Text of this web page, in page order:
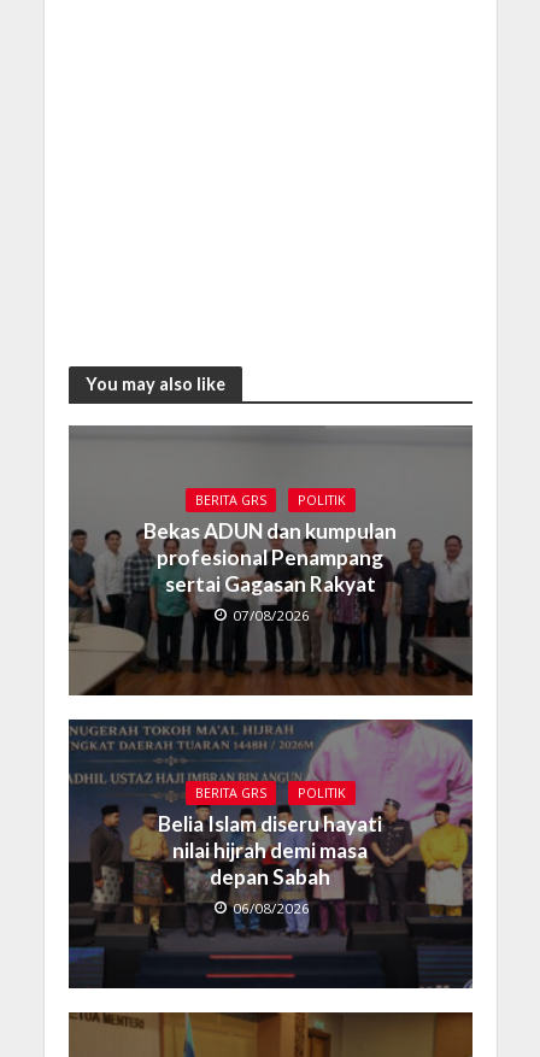
You may also like
BERITA GRS POLITIK
Bekas ADUN dan kumpulan
profesional Penampang
sertai Gagasan Rakyat
07/08/2026
BERITA GRS POLITIK
Belia Islam diseru hayati
nilai hijrah demi masa
depan Sabah
06/08/2026